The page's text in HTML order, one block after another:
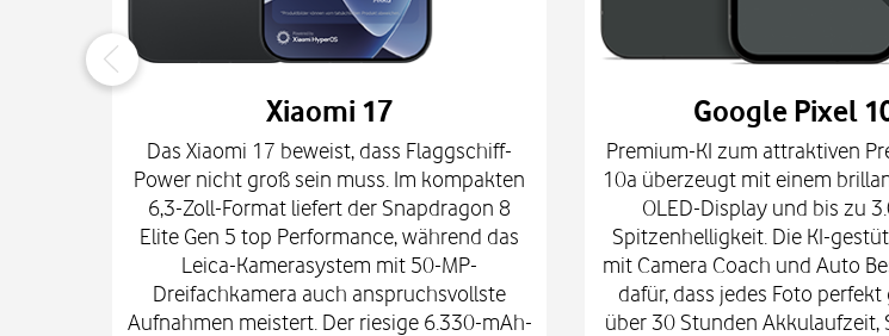
Xiaomi 17
Das Xiaomi 17 beweist, dass Flaggschiff-
Power nicht groß sein muss. Im kompakten
6,3-Zoll-Format liefert der Snapdragon 8
Elite Gen 5 top Performance, während das
Leica-Kamerasystem mit 50-MP-
Dreifachkamera auch anspruchsvollste
Aufnahmen meistert. Der riesige 6.330-mAh-
Google Pixel
Premium-KI zum attraktiven
10a überzeugt mit einem
OLED-Display und bis zu
Spitzenhelligkeit. Die KI-
mit Camera Coach und Auto
dafür, dass jedes Foto
über 30 Stunden Akkulaufzeit,